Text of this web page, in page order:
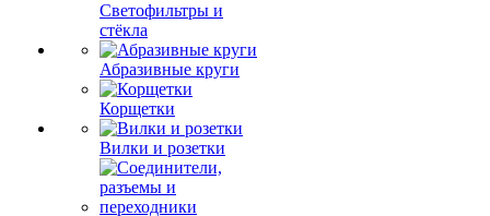
Светофильтры и
стёкла
Абразивные круги
Корщетки
Вилки и розетки